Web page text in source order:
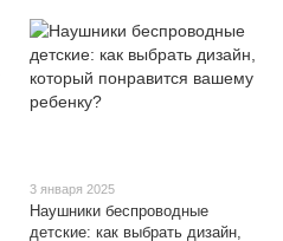
3 января 2025
Наушники беспроводные
детские: как выбрать дизайн,